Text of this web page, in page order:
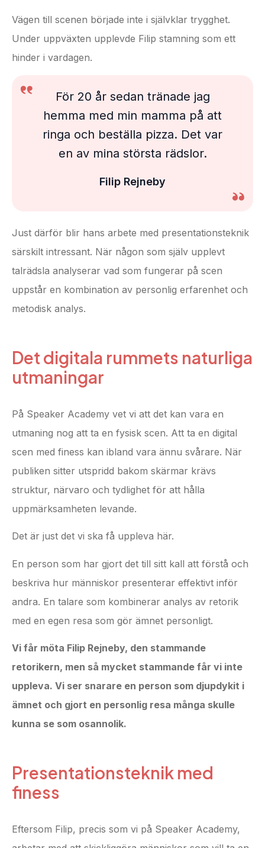
Vägen till scenen började inte i självklar trygghet.
Under uppväxten upplevde Filip stamning som ett
hinder i vardagen.
För 20 år sedan tränade jag
hemma med min mamma på att
ringa och beställa pizza. Det var
en av mina största rädslor.
Filip Rejneby
Just därför blir hans arbete med presentationsteknik
särskilt intressant. När någon som själv upplevt
talrädsla analyserar vad som fungerar på scen
uppstår en kombination av personlig erfarenhet och
metodisk analys.
Det digitala rummets naturliga
utmaningar
På Speaker Academy vet vi att det kan vara en
utmaning nog att ta en fysisk scen. Att ta en digital
scen med finess kan ibland vara ännu svårare. När
publiken sitter utspridd bakom skärmar krävs
struktur, närvaro och tydlighet för att hålla
uppmärksamheten levande.
Det är just det vi ska få uppleva här.
En person som har gjort det till sitt kall att förstå och
beskriva hur människor presenterar effektivt inför
andra. En talare som kombinerar analys av retorik
med en egen resa som gör ämnet personligt.
Vi får möta Filip Rejneby, den stammande
retorikern, men så mycket stammande får vi inte
uppleva. Vi ser snarare en person som djupdykit i
ämnet och gjort en personlig resa många skulle
kunna se som osannolik.
Presentationsteknik med
finess
Eftersom Filip, precis som vi på Speaker Academy,